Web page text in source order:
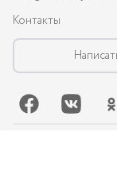
Контакты